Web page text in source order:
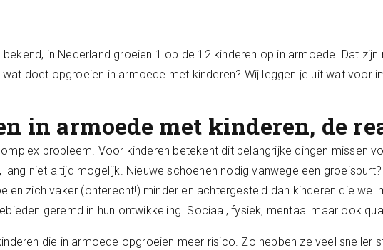
in Nederland groeien 1 op de 12 kinderen op in armoede. Dat
wat doet opgroeien in armoede met kinderen? Wij leggen je uit wat voor
in armoede met kinderen, de
probleem. Voor kinderen betekent dit belangrijke dingen missen
lang niet altijd mogelijk. Nieuwe schoenen nodig vanwege een
zich vaker (onterecht!) minder en achtergesteld dan kinderen die wel
geremd in hun ontwikkeling. Sociaal, fysiek, mentaal maar ook
die in armoede opgroeien meer risico. Zo hebben ze veel sneller